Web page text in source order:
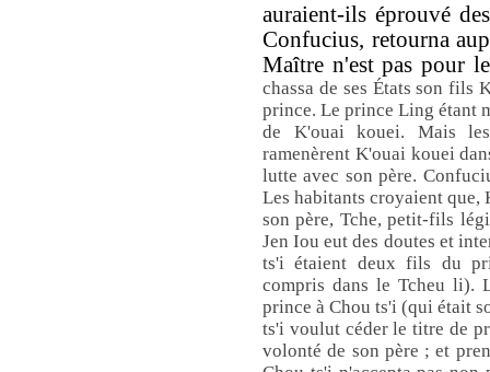
auraient-ils éprouvé
Confucius, retourna
Maître n'est pas pour
chassa de ses États son
prince. Le prince Ling étant
de K'ouai kouei. Mais
ramenèrent K'ouai kouei
lutte avec son père.
Les habitants croyaient que,
son père, Tche, petit-fils
Jen Iou eut des doutes et
ts'i étaient deux fils du
compris dans le Tcheu li).
prince à Chou ts'i (qui était
ts'i voulut céder le titre de
volonté de son père ; et